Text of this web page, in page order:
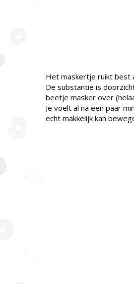
Het maskertje ruikt best
De substantie is
beetje masker over
Je voelt al na een paar
echt makkelijk kan